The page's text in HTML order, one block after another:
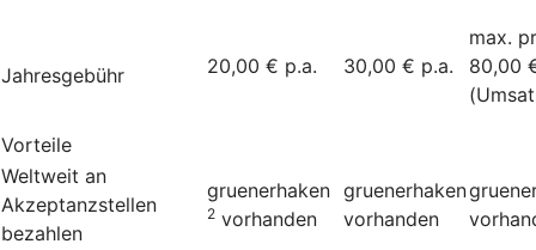
Jahresgebühr 20,00 € p.a. 30,00 € p.a.
max.
80,00
Vorteile
Weltweit an
Akzeptanzstellen
bezahlen
gruenerhaken
2 vorhanden
gruenerhaken
vorhanden